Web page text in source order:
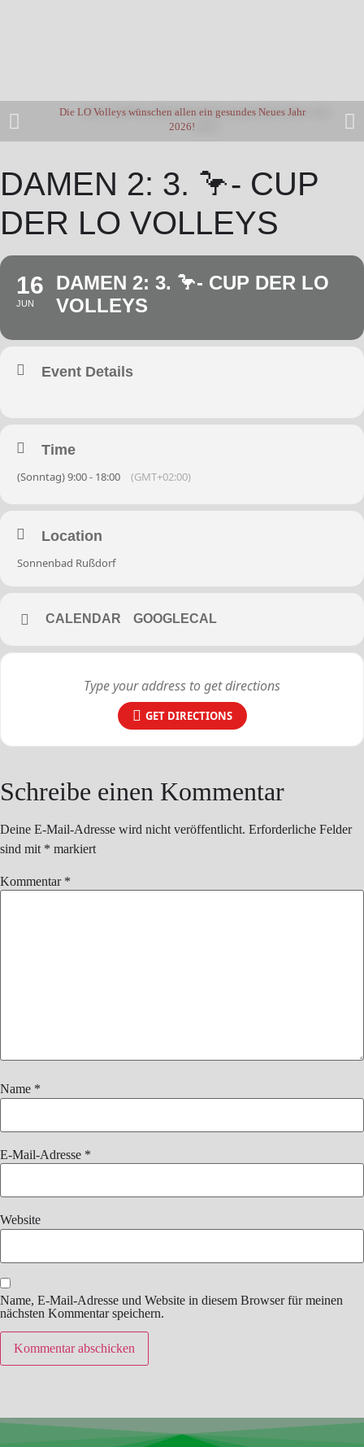
Die LO Volleys wünschen allen ein gesundes Neues Jahr
2026!
DAMEN 2: 3. 🦩- CUP
DER LO VOLLEYS
16
JUN
DAMEN 2: 3. 🦩- CUP DER LO
VOLLEYS
Event Details
Time
(Sonntag) 9:00 - 18:00 (GMT+02:00)
Location
Sonnenbad Rußdorf
CALENDAR GOOGLECAL
GET DIRECTIONS
Schreibe einen Kommentar
Deine E-Mail-Adresse wird nicht veröffentlicht. Erforderliche Felder
sind mit * markiert
Kommentar *
Name *
E-Mail-Adresse *
Website
Name, E-Mail-Adresse und Website in diesem Browser für meinen
nächsten Kommentar speichern.